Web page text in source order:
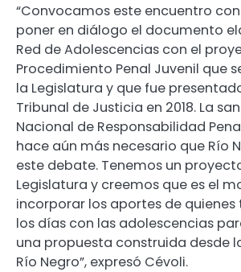
“Convocamos este encuentro
poner en diálogo el documento
Red de Adolescencias con el
Procedimiento Penal Juvenil que
la Legislatura y que fue
Tribunal de Justicia en 2018. La
Nacional de Responsabilidad
hace aún más necesario que Río
este debate. Tenemos un
Legislatura y creemos que es el
incorporar los aportes de
los días con las adolescencias
una propuesta construida desde
Río Negro”, expresó Cévoli.